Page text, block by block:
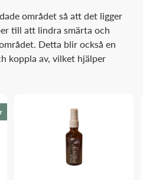
området så att det ligger
till att lindra smärta och
Detta blir också en
koppla av, vilket hjälper